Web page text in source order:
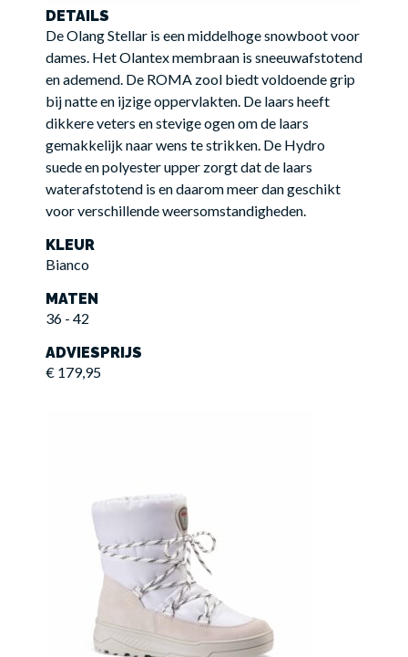
DETAILS
De Olang Stellar is een middelhoge snowboot voor
dames. Het Olantex membraan is sneeuwafstotend
en ademend. De ROMA zool biedt voldoende grip
bij natte en ijzige oppervlakten. De laars heeft
dikkere veters en stevige ogen om de laars
gemakkelijk naar wens te strikken. De Hydro
suede en polyester upper zorgt dat de laars
waterafstotend is en daarom meer dan geschikt
voor verschillende weersomstandigheden.
KLEUR
Bianco
MATEN
36 - 42
ADVIESPRIJS
€ 179,95